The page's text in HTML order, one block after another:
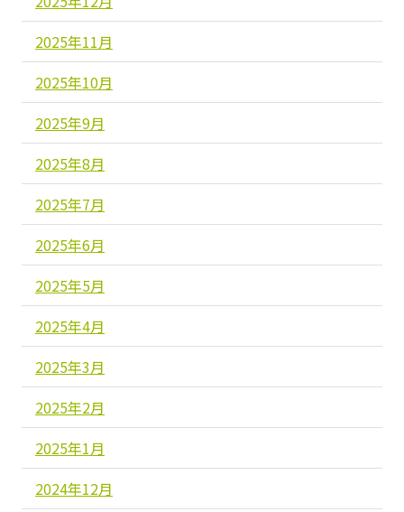
2025年11月
2025年10月
2025年9月
2025年8月
2025年7月
2025年6月
2025年5月
2025年4月
2025年3月
2025年2月
2025年1月
2024年12月